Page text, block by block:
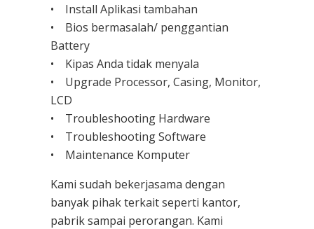
• Install Aplikasi tambahan
• Bios bermasalah/ penggantian
Battery
• Kipas Anda tidak menyala
• Upgrade Processor, Casing, Monitor,
LCD
• Troubleshooting Hardware
• Troubleshooting Software
• Maintenance Komputer
Kami sudah bekerjasama dengan
banyak pihak terkait seperti kantor,
pabrik sampai perorangan. Kami